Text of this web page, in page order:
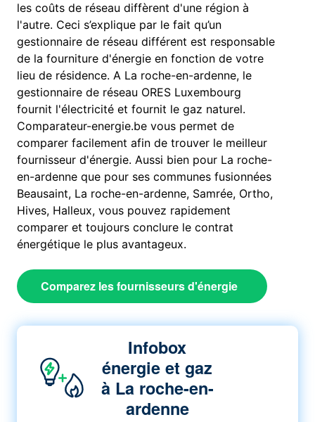
les coûts de réseau diffèrent d'une région à
l'autre. Ceci s’explique par le fait qu’un
gestionnaire de réseau différent est responsable
de la fourniture d'énergie en fonction de votre
lieu de résidence. A La roche-en-ardenne, le
gestionnaire de réseau ORES Luxembourg
fournit l'électricité et fournit le gaz naturel.
Comparateur-energie.be vous permet de
comparer facilement afin de trouver le meilleur
fournisseur d'énergie. Aussi bien pour La roche-
en-ardenne que pour ses communes fusionnées
Beausaint, La roche-en-ardenne, Samrée, Ortho,
Hives, Halleux, vous pouvez rapidement
comparer et toujours conclure le contrat
énergétique le plus avantageux.
Comparez les fournisseurs d'énergie
Infobox
énergie et gaz
à La roche-en-
ardenne